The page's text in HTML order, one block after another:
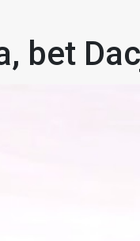
bet